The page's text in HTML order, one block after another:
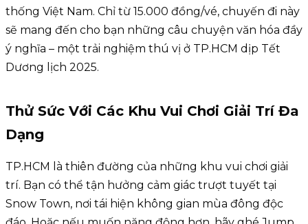
thống Việt Nam. Chỉ từ 15.000 đồng/vé, chuyến đi này
sẽ mang đến cho bạn những câu chuyện văn hóa đầy
ý nghĩa – một trải nghiệm thú vị ở TP.HCM dịp Tết
Dương lịch 2025.
Thử Sức Với Các Khu Vui Chơi Giải Trí Đa
Dạng
TP.HCM là thiên đường của những khu vui chơi giải
trí. Bạn có thể tận hưởng cảm giác trượt tuyết tại
Snow Town, nơi tái hiện không gian mùa đông độc